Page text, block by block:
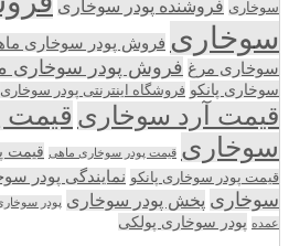
سوخاری فروشنده پودر سوخاری
سوخاری فروش پودر سوخاری
سوخاری مرغ فروش پودر سوخاری
سوخاری پانکو فروشگاه اینترنتی پودر سوخاری
قیمت آرد سوخاری قیمت
سوخاری قیمت پودر سوخاری ماهی قیمت
قیمت پودر سوخاری پانکو نمایندگی پودر
سوخاری پخش پودر سوخاری پودر
عمده پودر سوخاری پولکی